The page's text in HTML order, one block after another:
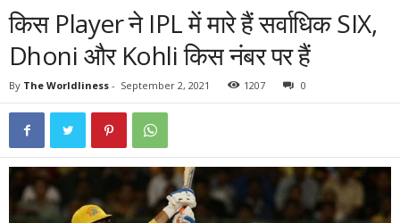
किस Player ने IPL में मारे हैं सर्वाधिक SIX,
Dhoni और Kohli किस नंबर पर हैं
By The Worldliness - September 2, 2021 1207 0